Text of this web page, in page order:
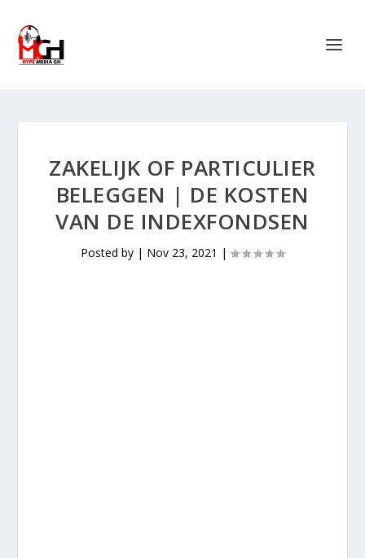
ZAKELIJK OF PARTICULIER
BELEGGEN | DE KOSTEN
VAN DE INDEXFONDSEN
Posted by | Nov 23, 2021 |